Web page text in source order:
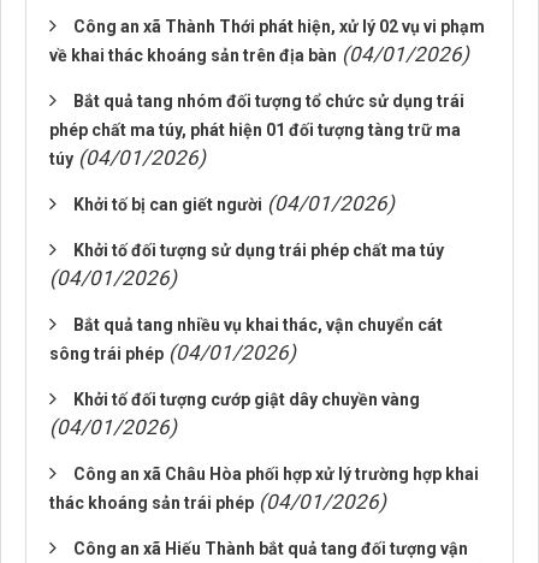
Công an xã Thành Thới phát hiện, xử lý 02 vụ vi phạm
về khai thác khoáng sản trên địa bàn (04/01/2026)
Bắt quả tang nhóm đối tượng tổ chức sử dụng trái
phép chất ma túy, phát hiện 01 đối tượng tàng trữ ma
túy (04/01/2026)
Khởi tố bị can giết người (04/01/2026)
Khởi tố đối tượng sử dụng trái phép chất ma túy
(04/01/2026)
Bắt quả tang nhiều vụ khai thác, vận chuyển cát
sông trái phép (04/01/2026)
Khởi tố đối tượng cướp giật dây chuyền vàng
(04/01/2026)
Công an xã Châu Hòa phối hợp xử lý trường hợp khai
thác khoáng sản trái phép (04/01/2026)
Công an xã Hiếu Thành bắt quả tang đối tượng vận